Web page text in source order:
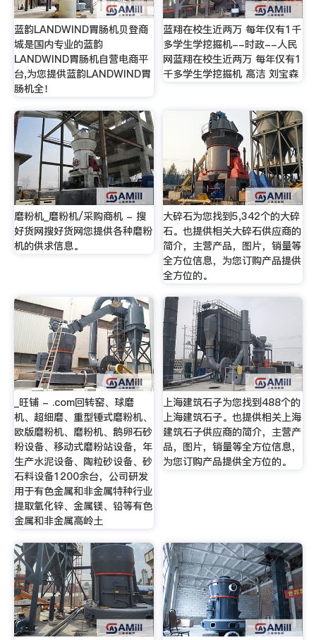
蓝韵LANDWIND胃肠机贝登商
城是国内专业的蓝韵
LANDWIND胃肠机自营电商平
台,为您提供蓝韵LANDWIND胃
肠机全！
蓝翔在校生近两万 每年仅有1千
多学生学挖掘机--时政--人民
网蓝翔在校生近两万 每年仅有1
千多学生学挖掘机 高洁 刘宝森
磨粉机_磨粉机/采购商机 - 搜
好货网搜好货网您提供各种磨粉
机的供求信息。
大碎石为您找到5,342个的大碎
石。也提供相关大碎石供应商的
简介，主营产品，图片，销量等
全方位信息，为您订购产品提供
全方位的。
_旺铺 - .com回转窑、球磨
机、超细磨、重型锤式磨粉机、
欧版磨粉机、磨粉机、鹅卵石砂
粉设备、移动式磨粉站设备，年
生产水泥设备、陶粒砂设备、砂
石料设备1200余台，公司研发
用于有色金属和非金属特种行业
提取氧化锌、金属镁、铅等有色
金属和非金属高岭土
上海建筑石子为您找到488个的
上海建筑石子。也提供相关上海
建筑石子供应商的简介，主营产
品，图片，销量等全方位信息，
为您订购产品提供全方位的。